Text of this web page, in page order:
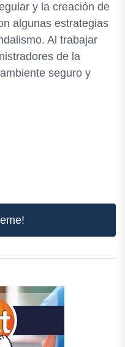
y la creación de
algunas estrategias
Al trabajar
de la
seguro y